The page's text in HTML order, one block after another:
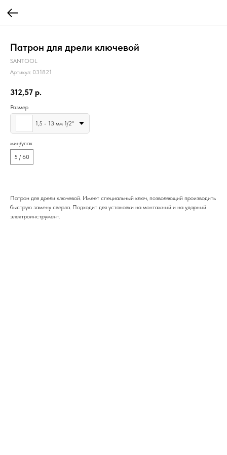
Патрон для дрели ключевой
SANTOOL
Артикул: 031821
312,57 р.
Размер
1,5 - 13 мм 1/2"
мин/упак
5 / 60
Патрон для дрели ключевой. Имеет специальный ключ, позволяющий производить
быструю замену сверла. Подходит для установки на монтажный и на ударный
электроинструмент.